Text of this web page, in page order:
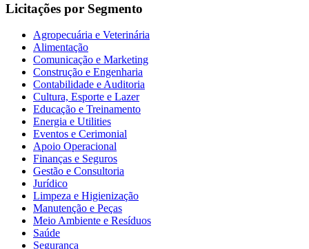
Licitações por Segmento
Agropecuária e Veterinária
Alimentação
Comunicação e Marketing
Construção e Engenharia
Contabilidade e Auditoria
Cultura, Esporte e Lazer
Educação e Treinamento
Energia e Utilities
Eventos e Cerimonial
Apoio Operacional
Finanças e Seguros
Gestão e Consultoria
Jurídico
Limpeza e Higienização
Manutenção e Peças
Meio Ambiente e Resíduos
Saúde
Segurança